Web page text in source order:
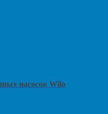
насосов Wilo